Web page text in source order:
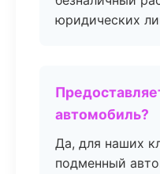
юридических
автомобиль?
Да, для наших
подменный